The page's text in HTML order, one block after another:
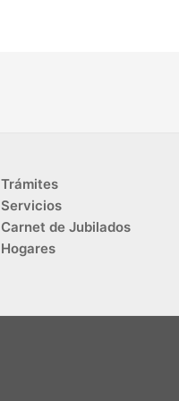
Trámites
Servicios
Carnet de Jubilados
Hogares